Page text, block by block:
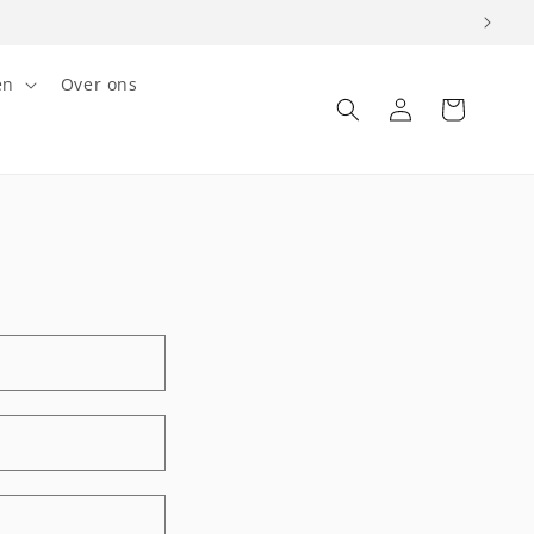
Over ons
Inloggen
Winkelwagen